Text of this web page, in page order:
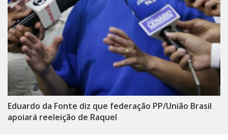
Eduardo da Fonte diz que federação PP/União Brasil
apoiará reeleição de Raquel